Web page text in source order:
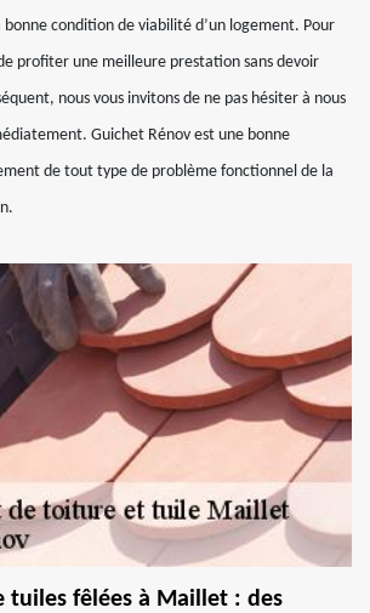
condition de viabilité d’un logement. Pour
profiter une meilleure prestation sans devoir
nous vous invitons de ne pas hésiter à nous
Guichet Rénov est une bonne
de tout type de problème fonctionnel de la
tuiles fêlées à Maillet : des